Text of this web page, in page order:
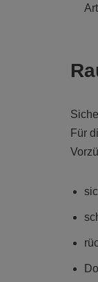
Für